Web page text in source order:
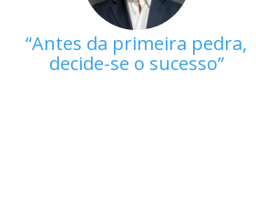
Antes da primeira pedra,
decide-se o sucesso